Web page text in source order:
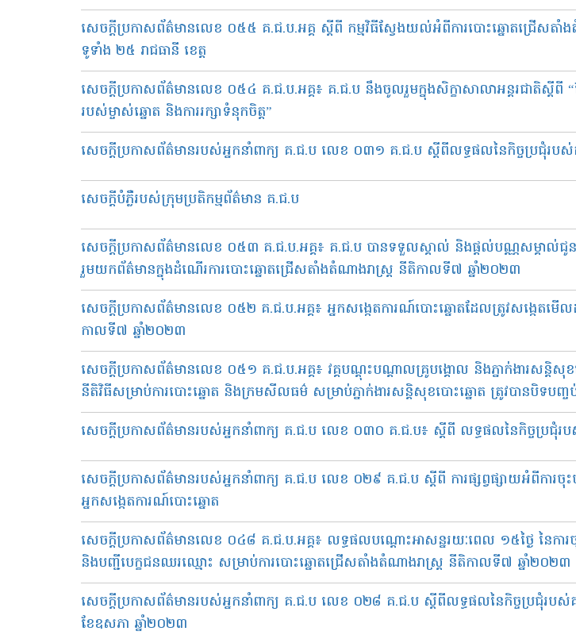
សេចក្តីប្រកាសព័ត៌មានលេខ ០៥៥ គ.ជ.ប.អគ្គ ស្តីពី កម្មវិធីស្វែងយល់អំពីការបោះឆ្នោតជ្រើសតាំ
ទូទាំង ២៥ រាជធានី ខេត្ត
សេចក្តីប្រកាសព័ត៌មានលេខ ០៥៤ គ.ជ.ប.អគ្គ៖ គ.ជ.ប នឹងចូលរួមក្នុងសិក្ខាសាលាអន្តរជាតិស្តីពី
របស់ម្ចាស់ឆ្នោត និងការរក្សាទំនុកចិត្ត”
សេចក្តីប្រកាសព័ត៌មានរបស់អ្នកនាំពាក្យ គ.ជ.ប លេខ ០៣១ គ.ជ.ប ស្តីពីលទ្ធផលនៃកិច្ចប្រជុំរបស់គ
សេចក្តីបំភ្លឺរបស់ក្រុមប្រតិកម្មព័ត៌មាន គ.ជ.ប
សេចក្តីប្រកាសព័ត៌មានលេខ ០៥៣ គ.ជ.ប.អគ្គ៖ គ.ជ.ប បានទទួលស្គាល់ និងផ្ដល់បណ្ណសម្គាល់ជូន
រួមយកព័ត៌មានក្នុងដំណើរការបោះឆ្នោតជ្រើសតាំងតំណាងរាស្រ្ត នីតិកាលទី៧ ឆ្នាំ២០២៣
សេចក្តីប្រកាសព័ត៌មានលេខ ០៥២ គ.ជ.ប.អគ្គ៖ អ្នកសង្កេតការណ៍បោះឆ្នោតដែលត្រូវសង្កេតមើ
កាលទី៧ ឆ្នាំ២០២៣
សេចក្តីប្រកាសព័ត៌មានលេខ ០៥១ គ.ជ.ប.អគ្គ៖ វគ្គបណ្ដុះបណ្ដាលគ្រូបង្គោល និងភ្នាក់ងារសន្តិសុ
នីតិវិធីសម្រាប់ការបោះឆ្នោត និងក្រមសីលធម៌ សម្រាប់ភ្នាក់ងារសន្តិសុខបោះឆ្នោត ត្រូវបានបិទបញ្ច
សេចក្តីប្រកាសព័ត៌មានរបស់អ្នកនាំពាក្យ គ.ជ.ប លេខ ០៣០ គ.ជ.ប៖ ស្តីពី លទ្ធផលនៃកិច្ចប្រជុំរប
សេចក្តីប្រកាសព័ត៌មានរបស់អ្នកនាំពាក្យ គ.ជ.ប លេខ ០២៩ គ.ជ.ប ស្តីពី ការផ្សព្វផ្សាយអំពីក
អ្នកសង្កេតការណ៍បោះឆ្នោត
សេចក្តីប្រកាសព័ត៌មានលេខ ០៤៨ គ.ជ.ប.អគ្គ៖ លទ្ធផលបណ្ដោះអាសន្នរយៈពេល ១៥ថ្ងៃ នៃ
និងបញ្ជីបេក្ខជនឈរឈ្មោះ សម្រាប់ការបោះឆ្នោតជ្រើសតាំងតំណាងរាស្រ្ត នីតិកាលទី៧ ឆ្នាំ២០២៣
សេចក្តីប្រកាសព័ត៌មានរបស់អ្នកនាំពាក្យ គ​.ជ.ប លេខ ០២៨ គ.ជ.ប ស្តីពីលទ្ធផលនៃកិច្ចប្រជុំរបស់គណ
ខែឧសភា ឆ្នាំ២០២៣